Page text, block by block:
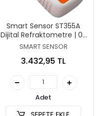
Smart Sensor ST355A
Dijital Refraktometre | 0-
55 Brix
SMART SENSOR
3.432,95 TL
Adet